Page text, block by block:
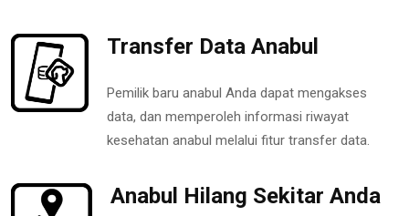
Transfer Data Anabul
Pemilik baru anabul Anda dapat mengakses
data, dan memperoleh informasi riwayat
kesehatan anabul melalui fitur transfer data.
Anabul Hilang Sekitar Anda